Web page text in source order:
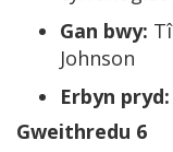
Gan bwy:
Johnson
Erbyn pryd:
Gweithredu 6